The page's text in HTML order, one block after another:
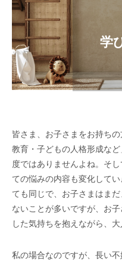
学
皆さま、お子さまをお持ち
教育・子どもの人格形成な
度ではありませんよね。そ
ての悩みの内容も変化して
ても同じで、お子さまはま
ないことが多いですが、お
した気持ちを抱えながら、
私の場合なのですが、長い